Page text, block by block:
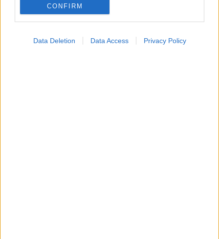
CONFIRM
Data Deletion Data Access Privacy Policy
οστεοαρθρίτιδα γόνατος